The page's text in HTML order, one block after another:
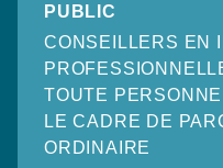
PUBLIC
CONSEILLERS EN
TOUTE
LE CADRE DE
ORDINAIRE